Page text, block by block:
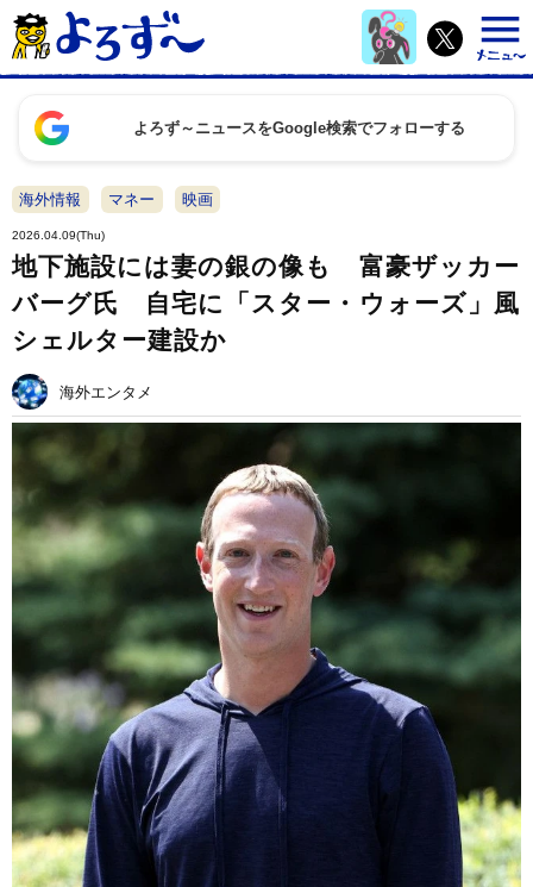
よろず～ニュースをGoogle検索でフォローする
海外情報 マネー 映画
2026.04.09(Thu)
地下施設には妻の銀の像も 富豪ザッカー
バーグ氏 自宅に「スター・ウォーズ」風
シェルター建設か
海外エンタメ